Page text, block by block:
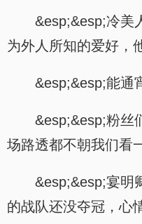
&esp;&esp;冷美
为外人所知的爱好，
&esp;&esp;能通
&esp;&esp;粉丝
场路透都不朝我们看
&esp;&esp;宴明
的战队还没夺冠，心